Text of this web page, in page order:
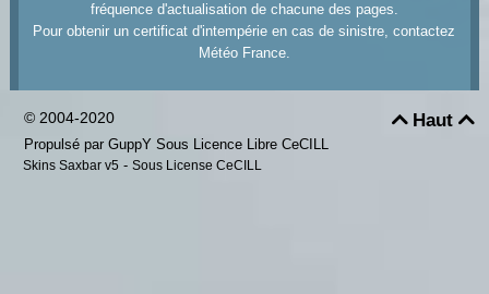
fréquence d'actualisation de chacune des pages.
Pour obtenir un certificat d'intempérie en cas de sinistre, contactez
Météo France.
Haut
© 2004-2020
Propulsé par GuppY Sous Licence Libre CeCILL
Skins Saxbar v5 - Sous License CeCILL